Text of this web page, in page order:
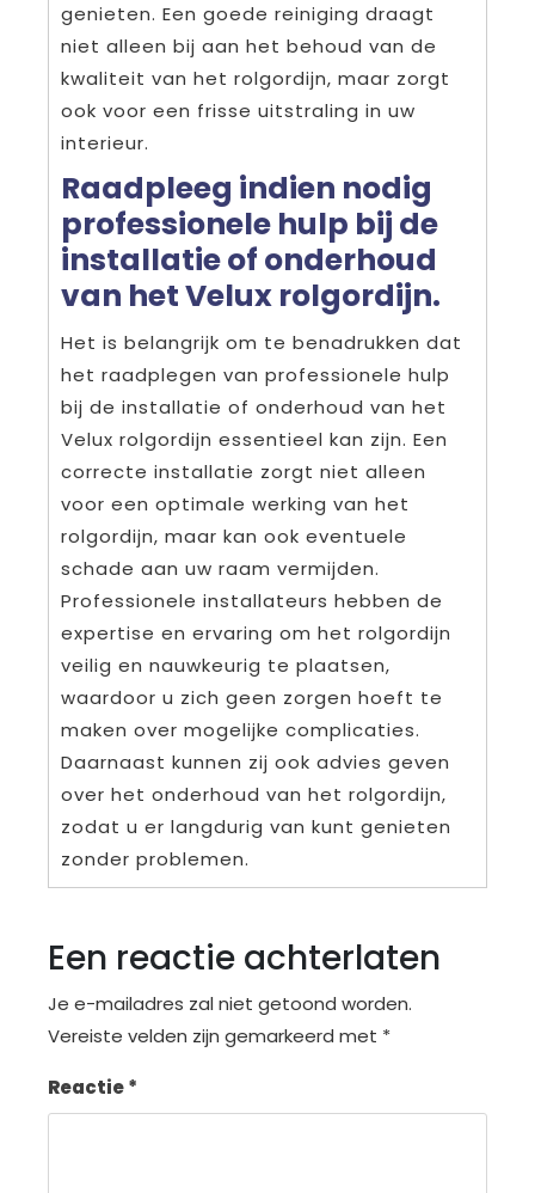
genieten. Een goede reiniging draagt
niet alleen bij aan het behoud van de
kwaliteit van het rolgordijn, maar zorgt
ook voor een frisse uitstraling in uw
interieur.
Raadpleeg indien nodig
professionele hulp bij de
installatie of onderhoud
van het Velux rolgordijn.
Het is belangrijk om te benadrukken dat
het raadplegen van professionele hulp
bij de installatie of onderhoud van het
Velux rolgordijn essentieel kan zijn. Een
correcte installatie zorgt niet alleen
voor een optimale werking van het
rolgordijn, maar kan ook eventuele
schade aan uw raam vermijden.
Professionele installateurs hebben de
expertise en ervaring om het rolgordijn
veilig en nauwkeurig te plaatsen,
waardoor u zich geen zorgen hoeft te
maken over mogelijke complicaties.
Daarnaast kunnen zij ook advies geven
over het onderhoud van het rolgordijn,
zodat u er langdurig van kunt genieten
zonder problemen.
Een reactie achterlaten
Je e-mailadres zal niet getoond worden.
Vereiste velden zijn gemarkeerd met *
Reactie*